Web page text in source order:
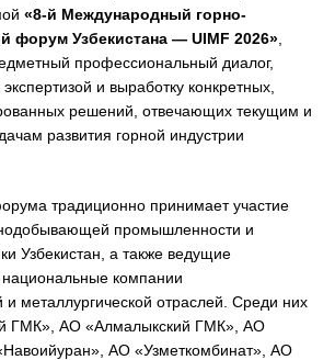
«8-й Международный горно-
форум Узбекистана — UIMF 2026»
профессиональный диалог,
и выработку конкретных,
решений, отвечающих текущим и
развития горной индустрии
традиционно принимает участие
промышленности и
Узбекистан, а также ведущие
компании
металлургической отраслей. Среди них
ГМК», АО «Алмалыкский ГМК», АО
АО «Узметкомбинат», АО